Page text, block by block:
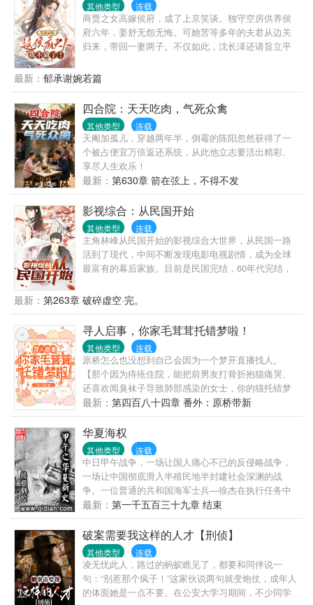
其他类型 连载
商贾之女高嫁侯府，成了上京笑谈。独守空房供养侯
府六年，姜舒无怨无悔。可她苦等多年的夫君从边关
归来，带回一妻两子。不仅如此，沈长泽还请旨立平
人没脾气了?姜舒断了侯府供养，让他们明白没钱日子
有多难过。一次次心软，一次次失望。姜舒下定决心
和离。沈长泽以为她一介下堂妇无人稀罕，却不想她
竟被世家贵族争相求娶。他幡然悔悟，再次求娶却被
泼了一盆黑狗血。狗血淋头离开时，他瞧见皇帝近侍
入姜府宣旨。姜舒赐婚璟王，他再也没有机会了。再
相见，姜舒站在璟王身侧，雍容端方耀眼夺目。沈长
泽跪地行礼，望着她与璟王鸾凤和鸣。郁峥眸光冷冷
扫来：“靖安侯自重！”
最新： 郁承谢婉若篇
四合院：天天吃肉，气死众禽
其他类型 连载
天阉加孤儿，穿越两年半，倒霉的陈阳忽然获得了一
个被占便宜万倍返还系统，从此他立志要活出精彩、
享尽人生欢乐！
最新： 第630章 箭在弦上，不得不发
影视综合：从民国开始
其他类型 连载
主角林峰从民国开始的影视综合大世界，从民国一路
活到了现代，中间不断发现电影电视剧情，成为全球
最富有的幕后家族。目前是民国完结，60年代完结，
弹飞，金粉世家，远大前程，传家，后面到了60年代
还有港综。现代则是奋斗，爱情公寓，好先生，欢乐
颂，流金岁月。后续还会添加三十而已，有风，再到
微微一笑，小欢喜等各种综合，有喜欢的角色或者电
视剧想加都可以在书里留言添加。
最新： 第263章 破碎虚空·完。
寻人启事，你家毛茸茸托错梦啦！
其他类型 连载
原桥怎么也没想到自己会因为一个梦开直播找人。
【那个因为痔疮住院，能把前男友打骨折抱猫痛哭、
还喜欢闻臭袜子导致肺部感染的女士，你的猫托错梦
了！】直播和视频一发出，原桥被冷嘲热讽。网友：
【又是一个起号的。】【还托梦，你吃的猪能给你托
梦吗，搞笑。】原桥又气又无语，可没想到这件事情
直接爆火，小猫的妈妈还主动联系她。这一战她不仅
在现实火了，在宠物圈也火了，后面的很多夜晚，各
种各样的动物开始入她的梦。猫、狗、仓鼠，甚至还
有老虎！原桥：“…你们都找不到自己的家吗，干嘛都
来找我呀！”小动物们：“就是因为我们找不到家所以才
来找你呀，糖糖说你的梦好入。”原桥：……找不到家
在哪，找得到我是吧！随着越来越多的小动物们入
梦，帮它们找家的直播越来越火，原桥运气居然也变
好了，还赚到了钱。别人是玄学算命出圈，她是小动
物托梦出圈，在帮它们找家的过程中，原桥还间接救
了人，甚至还帮警方破了一些案子。因此还引起了有
关部门的注意。“原桥是吧，有没有兴趣来我们管理局
最新： 第四百八十四章 番外：原桥带新
华夏海权
其他类型 连载
中日甲午战争，一场让国人痛心不已的反侵略战争，
一场让中国彻底滑入半殖民地半封建社会深渊的战
争。一位普通的共和国海军士兵—徐杰在执行任务中
意外穿越到了1889年意大利。在离甲午还有5年多的时
间里，他能做什么？能否通过自己的知识与能力而力
挽狂澜？而在平息甲午危局后，偌大的中国航船又将
驶向何方？在列强夹缝中奋力求生的泱泱古国能否重
新再现往日的辉煌？敬请大家阅读此文。 本文力求情
节严谨，在技术描写上不会YY。如有不周全之处，希
望大家能够指点一二。 ...
最新： 第一千五百三十九章 结束
破案需要我这样的人才【刑侦】
其他类型 连载
凌无忧此人，路过的蚂蚁瞧见了，都要和同伴说一
句：“别惹那个疯子！”这家伙说两句就变炮仗，成年人
的体面她是一点不要。在公安大学习期间，不少同学